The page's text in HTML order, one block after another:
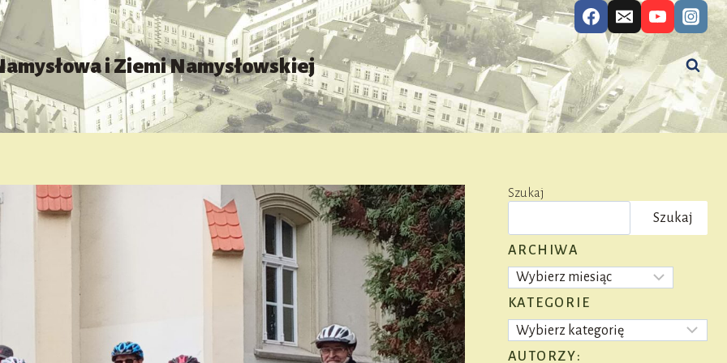
i Ziemi Namysłowskiej
Szukaj
Szukaj
ARCHIWA
Archiwa
KATEGORIE
Kategorie
AUTORZY: